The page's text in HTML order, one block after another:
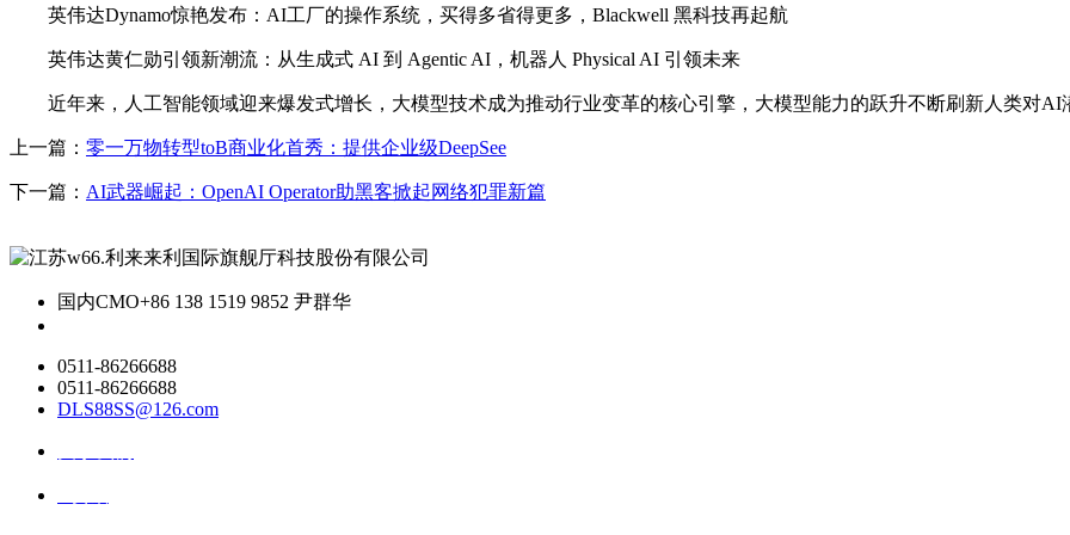
英伟达Dynamo惊艳发布：AI工厂的操作系统，买得多省得更多，Blackwell 黑科技再起航
英伟达黄仁勋引领新潮流：从生成式 AI 到 Agentic AI，机器人 Physical AI 引领未来
近年来，人工智能领域迎来爆发式增长，大模型技术成为推动行业变革的核心引擎，大模型能力的跃升不断刷新人类对AI
上一篇： 零一万物转型toB商业化首秀：提供企业级DeepSee
下一篇： AI武器崛起：OpenAI Operator助黑客掀起网络犯罪新篇
国内CMO+86 138 1519 9852 尹群华
0511-86266688
0511-86266688
DLS88SS@126.com